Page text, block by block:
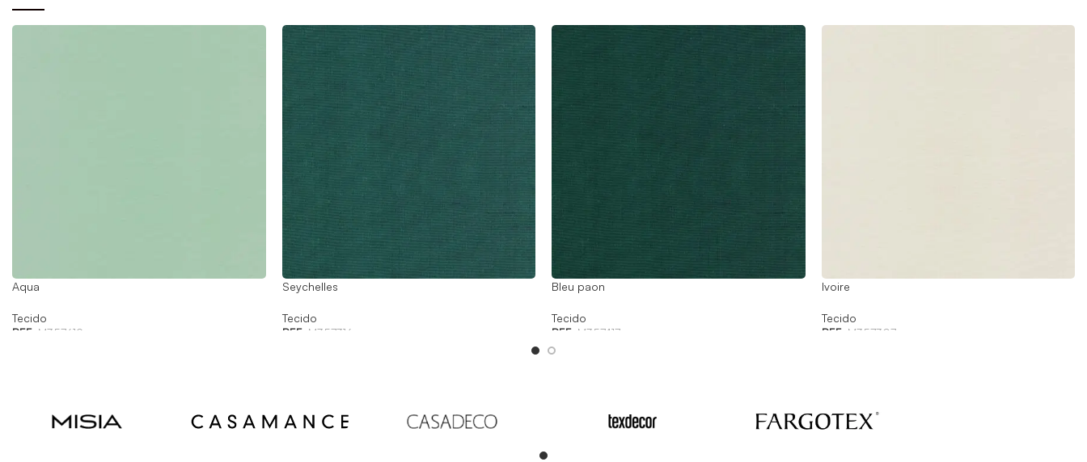
Aqua
Tecido
REF: M357619
Seychelles
Tecido
REF: M357316
Bleu paon
Tecido
REF: M357417
Ivoire
Tecido
REF: M357307